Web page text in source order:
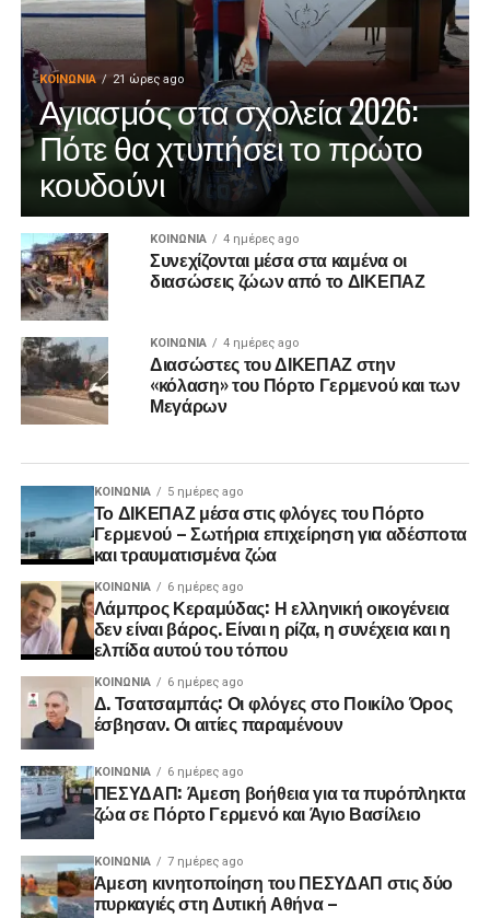
ΚΟΙΝΩΝΊΑ 21 ώρες ago
Αγιασμός στα σχολεία 2026:
Πότε θα χτυπήσει το πρώτο
κουδούνι
ΚΟΙΝΩΝΊΑ 4 ημέρες ago
Συνεχίζονται μέσα στα καμένα οι
διασώσεις ζώων από το ΔΙΚΕΠΑΖ
ΚΟΙΝΩΝΊΑ 4 ημέρες ago
Διασώστες του ΔΙΚΕΠΑΖ στην
«κόλαση» του Πόρτο Γερμενού και των
Μεγάρων
ΚΟΙΝΩΝΊΑ 5 ημέρες ago
Το ΔΙΚΕΠΑΖ μέσα στις φλόγες του Πόρτο
Γερμενού – Σωτήρια επιχείρηση για αδέσποτα
και τραυματισμένα ζώα
ΚΟΙΝΩΝΊΑ 6 ημέρες ago
Λάμπρος Κεραμύδας: Η ελληνική οικογένεια
δεν είναι βάρος. Είναι η ρίζα, η συνέχεια και η
ελπίδα αυτού του τόπου
ΚΟΙΝΩΝΊΑ 6 ημέρες ago
Δ. Τσατσαμπάς: Οι φλόγες στο Ποικίλο Όρος
έσβησαν. Οι αιτίες παραμένουν
ΚΟΙΝΩΝΊΑ 6 ημέρες ago
ΠΕΣΥΔΑΠ: Άμεση βοήθεια για τα πυρόπληκτα
ζώα σε Πόρτο Γερμενό και Άγιο Βασίλειο
ΚΟΙΝΩΝΊΑ 7 ημέρες ago
Άμεση κινητοποίηση του ΠΕΣΥΔΑΠ στις δύο
πυρκαγιές στη Δυτική Αθήνα –